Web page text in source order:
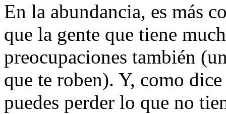
En la abundancia, es más
que la gente que tiene
preocupaciones también
que te roben). Y, como
puedes perder lo que no